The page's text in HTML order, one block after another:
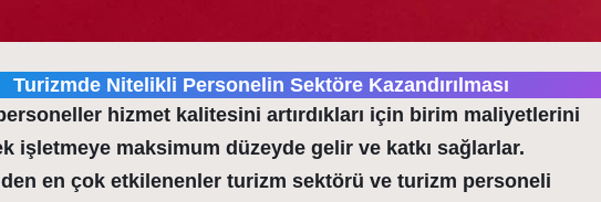
Turizmde Nitelikli Personelin Sektöre Kazandırılması
hizmet kalitesini artırdıkları için birim maliyetlerini
işletmeye maksimum düzeyde gelir ve katkı sağlarlar.
en çok etkilenenler turizm sektörü ve turizm personeli